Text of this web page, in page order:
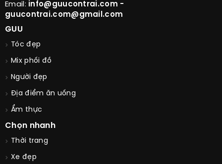
Email: info@guucontrai.com -
guucontrai.com@gmail.com
GUU
Tóc đẹp
Mix phối đồ
Người đẹp
Địa điểm ăn uống
Ẩm thực
Chọn nhanh
Thời trang
Xe đẹp